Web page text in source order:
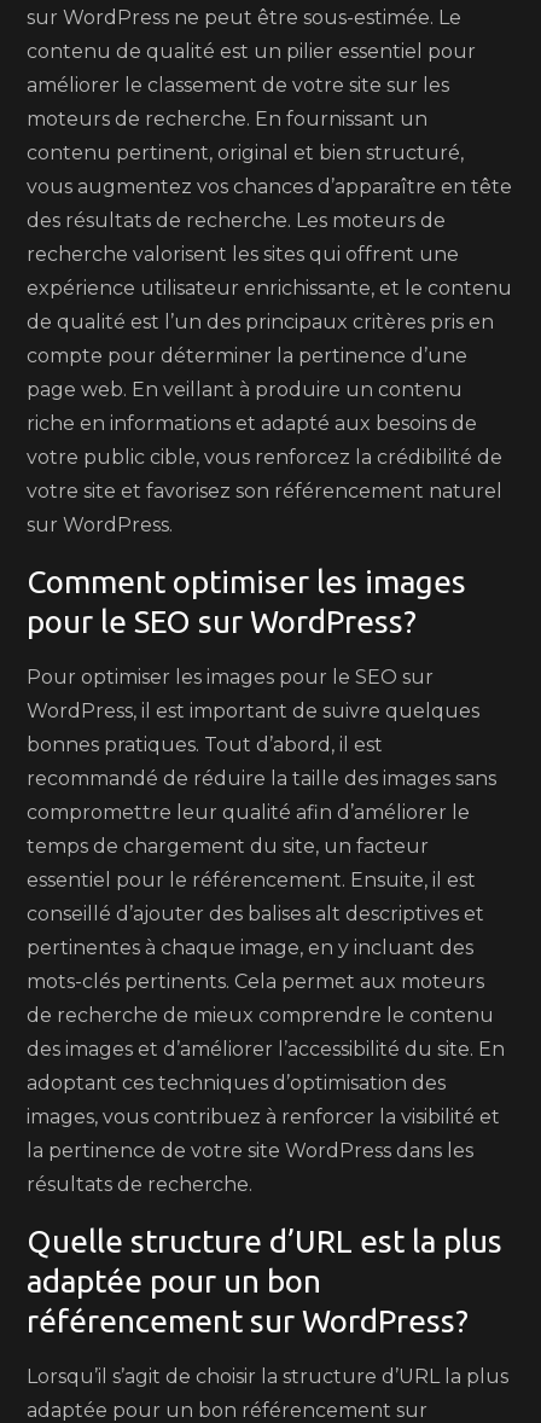
sur WordPress ne peut être sous-estimée. Le
contenu de qualité est un pilier essentiel pour
améliorer le classement de votre site sur les
moteurs de recherche. En fournissant un
contenu pertinent, original et bien structuré,
vous augmentez vos chances d’apparaître en tête
des résultats de recherche. Les moteurs de
recherche valorisent les sites qui offrent une
expérience utilisateur enrichissante, et le contenu
de qualité est l’un des principaux critères pris en
compte pour déterminer la pertinence d’une
page web. En veillant à produire un contenu
riche en informations et adapté aux besoins de
votre public cible, vous renforcez la crédibilité de
votre site et favorisez son référencement naturel
sur WordPress.
Comment optimiser les images
pour le SEO sur WordPress?
Pour optimiser les images pour le SEO sur
WordPress, il est important de suivre quelques
bonnes pratiques. Tout d’abord, il est
recommandé de réduire la taille des images sans
compromettre leur qualité afin d’améliorer le
temps de chargement du site, un facteur
essentiel pour le référencement. Ensuite, il est
conseillé d’ajouter des balises alt descriptives et
pertinentes à chaque image, en y incluant des
mots-clés pertinents. Cela permet aux moteurs
de recherche de mieux comprendre le contenu
des images et d’améliorer l’accessibilité du site. En
adoptant ces techniques d’optimisation des
images, vous contribuez à renforcer la visibilité et
la pertinence de votre site WordPress dans les
résultats de recherche.
Quelle structure d’URL est la plus
adaptée pour un bon
référencement sur WordPress?
Lorsqu’il s’agit de choisir la structure d’URL la plus
adaptée pour un bon référencement sur